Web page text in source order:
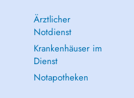
Ärztlicher
Notdienst
Krankenhäuser im
Dienst
Notapotheken